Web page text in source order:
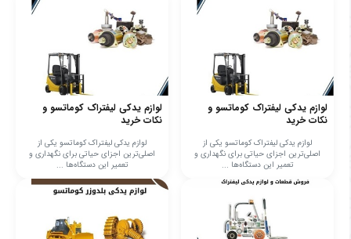
لوازم یدکی لیفتراک کوماتسو و
نکات خرید
لوازم یدکی لیفتراک کوماتسو یکی از
اصلی‌ترین اجزای حیاتی برای نگهداری و
تعمیر این دستگاه‌ها ...
لوازم یدکی لیفتراک کوماتسو و
نکات خرید
لوازم یدکی لیفتراک کوماتسو یکی از
اصلی‌ترین اجزای حیاتی برای نگهداری و
تعمیر این دستگاه‌ها ...